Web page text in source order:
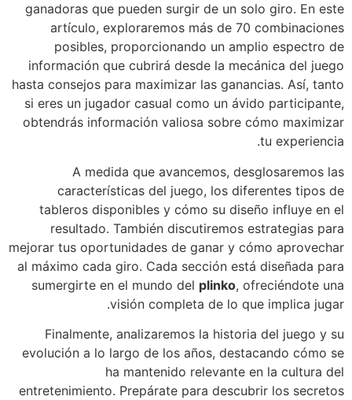
ganadoras que pueden surgir de un solo giro. En este
artículo, exploraremos más de 70 combinaciones
posibles, proporcionando un amplio espectro de
información que cubrirá desde la mecánica del juego
hasta consejos para maximizar las ganancias. Así, tanto
si eres un jugador casual como un ávido participante,
obtendrás información valiosa sobre cómo maximizar
tu experiencia.
A medida que avancemos, desglosaremos las
características del juego, los diferentes tipos de
tableros disponibles y cómo su diseño influye en el
resultado. También discutiremos estrategias para
mejorar tus oportunidades de ganar y cómo aprovechar
al máximo cada giro. Cada sección está diseñada para
sumergirte en el mundo del plinko, ofreciéndote una
visión completa de lo que implica jugar.
Finalmente, analizaremos la historia del juego y su
evolución a lo largo de los años, destacando cómo se
ha mantenido relevante en la cultura del
entretenimiento. Prepárate para descubrir los secretos